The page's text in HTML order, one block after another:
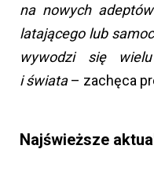
na nowych
latającego lub
wywodzi się
i świata– zachęca
Najświeższe